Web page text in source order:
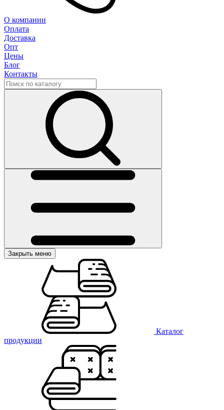
О компании
Оплата
Доставка
Опт
Цены
Блог
Контакты
Закрыть меню
Каталог
продукции